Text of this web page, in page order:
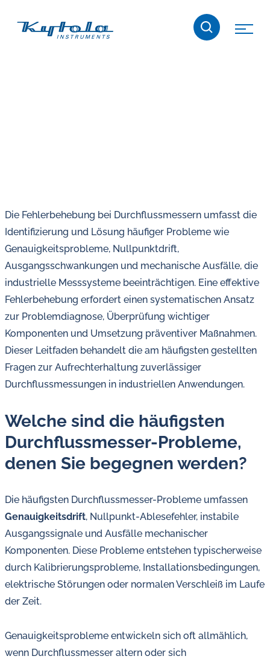
to
und
Wasser-
in-
Öl-
Herausforderungen.
Die Fehlerbehebung bei Durchflussmessern umfasst die
Identifizierung und Lösung häufiger Probleme wie
Genauigkeitsprobleme, Nullpunktdrift,
Ausgangsschwankungen und mechanische Ausfälle, die
industrielle Messsysteme beeinträchtigen. Eine effektive
Fehlerbehebung erfordert einen systematischen Ansatz
zur Problemdiagnose, Überprüfung wichtiger
Komponenten und Umsetzung präventiver Maßnahmen.
Dieser Leitfaden behandelt die am häufigsten gestellten
Fragen zur Aufrechterhaltung zuverlässiger
Durchflussmessungen in industriellen Anwendungen.
Welche sind die häufigsten
Durchflussmesser-Probleme,
denen Sie begegnen werden?
Die häufigsten Durchflussmesser-Probleme umfassen
Genauigkeitsdrift, Nullpunkt-Ablesefehler, instabile
Ausgangssignale und Ausfälle mechanischer
Komponenten. Diese Probleme entstehen typischerweise
durch Kalibrierungsprobleme, Installationsbedingungen,
elektrische Störungen oder normalen Verschleiß im Laufe
der Zeit.
Genauigkeitsprobleme entwickeln sich oft allmählich,
wenn Durchflussmesser altern oder sich